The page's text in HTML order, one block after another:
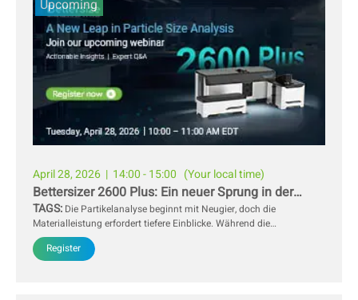
Upcoming
April 28, 2026 | 14:00 - 15:00 (Your local time)
Bettersizer 2600 Plus: Ein neuer Sprung in der
Partikelgrößenanalyse
TAGS: Die Partikelanalyse beginnt mit Neugier, doch die
Materialleistung erfordert tiefere Einblicke. Während die
Laserbeugung seit Langem für schnelle und zuverlässige
Partikelgrößenmessungen geschätzt wird, gehen wir heute einen
Register